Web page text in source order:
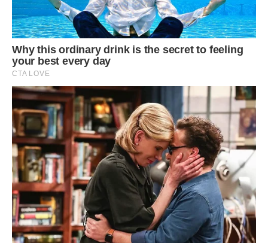
Мало хто з віруючих сприймають священні рядки
церковнослов’янською мовою. Молитися можна своїми
словами . Адже головне тут – ваше особисте звернення
до Бога. Це може бути виглядати приблизно так:
«Помилуй мене грішного, Милостивий і Людинолюбний
Господь! Змилуйся наді мною, грішним і окаянним
людиною, в пристрастях і гріхах живуть.
Допоможи мені, Милосердний, віддати борги, поміняти
свою діяльність, змінити своє життя, розрахуватися з
усіма боргами своїми, вийти з печалі, зневіри і відчаю
гріховного. Змилуйся, Істинний Єдиний Господь мій, Ісус